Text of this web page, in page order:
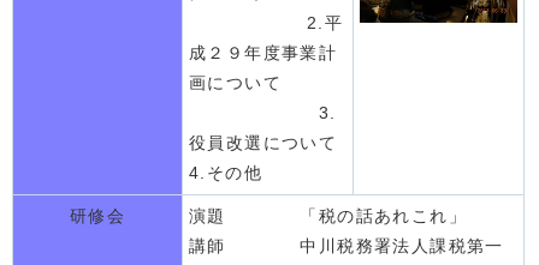
2.平
成２９年度事業計
画について
3.
役員改選について
4.その他
研修会
演題 「税の話あれこれ」
講師 中川税務署法人課税第一